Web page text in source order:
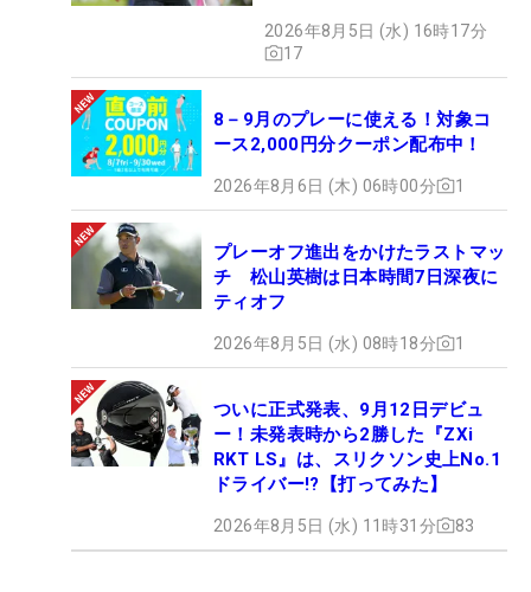
2026年8月5日 (水) 16時17分
17
8－9月のプレーに使える！対象コ
ース2,000円分クーポン配布中！
2026年8月6日 (木) 06時00分 1
プレーオフ進出をかけたラストマッ
チ 松山英樹は日本時間7日深夜に
ティオフ
2026年8月5日 (水) 08時18分 1
ついに正式発表、9月12日デビュ
ー！未発表時から2勝した『ZXi
RKT LS』は、スリクソン史上No.1
ドライバー!?【打ってみた】
2026年8月5日 (水) 11時31分 83